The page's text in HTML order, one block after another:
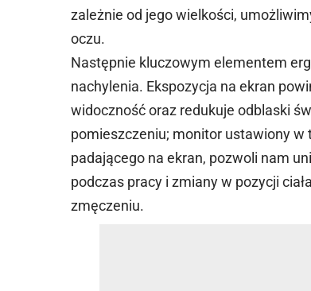
zależnie od jego wielkości,
oczu.
Następnie kluczowym elementem
nachylenia. Ekspozycja na ekran
widoczność oraz redukuje odblaski
pomieszczeniu; monitor ustawiony w
padającego na ekran, pozwoli nam
podczas pracy i zmiany w pozycji
zmęczeniu.